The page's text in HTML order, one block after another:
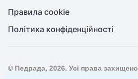
Правила cookie
Політика конфіденційності
© Педрада, 2026. Усі права захищено